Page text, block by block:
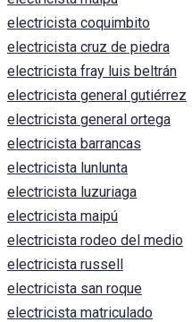
electricista coquimbito
electricista cruz de piedra
electricista fray luis beltrán
electricista general gutiérrez
electricista general ortega
electricista barrancas
electricista lunlunta
electricista luzuriaga
electricista maipú
electricista rodeo del medio
electricista russell
electricista san roque
electricista matriculado